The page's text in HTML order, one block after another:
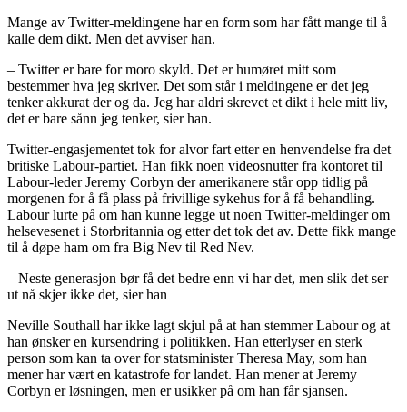
Mange av Twitter-meldingene har en form som har fått mange til å
kalle dem dikt. Men det avviser han.
– Twitter er bare for moro skyld. Det er humøret mitt som
bestemmer hva jeg skriver. Det som står i meldingene er det jeg
tenker akkurat der og da. Jeg har aldri skrevet et dikt i hele mitt liv,
det er bare sånn jeg tenker, sier han.
Twitter-engasjementet tok for alvor fart etter en henvendelse fra det
britiske Labour-partiet. Han fikk noen videosnutter fra kontoret til
Labour-leder Jeremy Corbyn der amerikanere står opp tidlig på
morgenen for å få plass på frivillige sykehus for å få behandling.
Labour lurte på om han kunne legge ut noen Twitter-meldinger om
helsevesenet i Storbritannia og etter det tok det av. Dette fikk mange
til å døpe ham om fra Big Nev til Red Nev.
– Neste generasjon bør få det bedre enn vi har det, men slik det ser
ut nå skjer ikke det, sier han
Neville Southall har ikke lagt skjul på at han stemmer Labour og at
han ønsker en kursendring i politikken. Han etterlyser en sterk
person som kan ta over for statsminister Theresa May, som han
mener har vært en katastrofe for landet. Han mener at Jeremy
Corbyn er løsningen, men er usikker på om han får sjansen.